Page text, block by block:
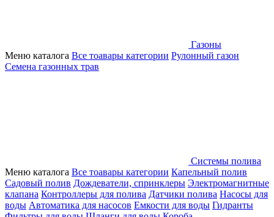
Газоны
Меню каталога Все тоавары категории Рулонный газон
Семена газонных трав
Системы полива
Меню каталога Все тоавары категории Капельный полив
Садовый полив Дождеватели, спринклеры Электромагнитные
клапана Контроллеры для полива Датчики полива Насосы для
воды Автоматика для насосов Емкости для воды Гидранты